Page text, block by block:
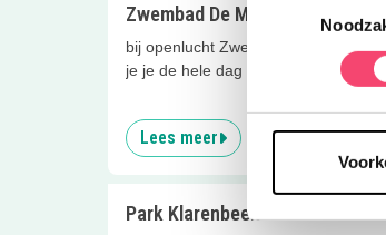
Zwembad De Meene
bij openlucht Zwembad De Meene
je je de hele dag vermaken!
Lees meer
Park Klarenbeek